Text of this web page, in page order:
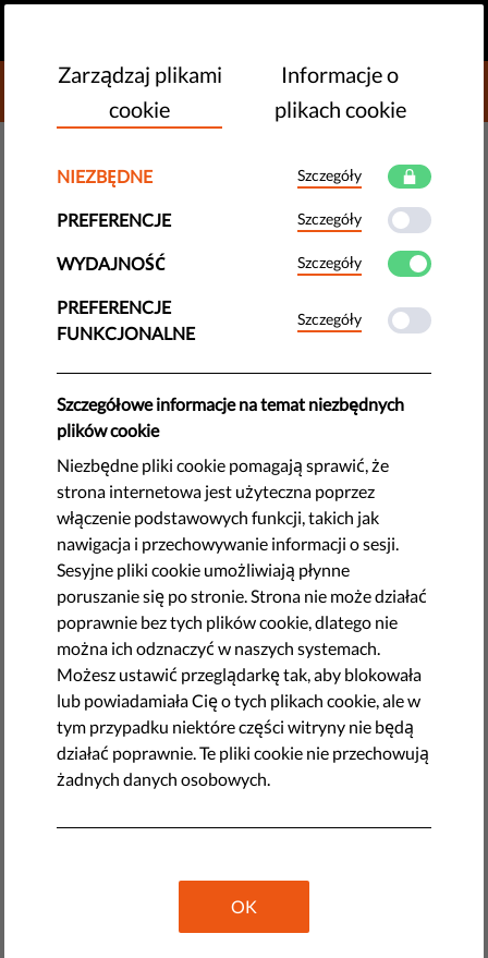
DONATE TO LIBERTIES
Kulturowa wojna o maseczki w
Europie
Dlaczego postulaty antymaseczkowców są tak zbieżne z
poglądami autorytarnych wyborców i przywódców?
by Israel Butler
października 19, 2020
Debata wokół noszenia maseczek w USA została
zdominowana przez motywy polityczno-ideologiczne.
Duża część zatwardziałych amerykańskich
“antymaseczkowców” to prawdopodobnie osoby o
autorytarnych poglądach. Politycy i media o
autorytarnych programach w Europie mogą pokusić się o
przekształcenie debaty wokół noszenia maseczek w wojnę
kulturową.
[Znaczna część tego artykułu opiera się na badaniach
opublikowanych przez autora w publikacji"Jak
pokrzyżować plany autorytarnych populistów: skąd
pochodzi ich wsparcie i jak odwrócić ich sukces".]
antymaseczkowców w USA, którzy odmawiali zasłaniania
nie przejmuje się kwestią wolności. Wydaje się, że wielu
zagorzałych antymaseczkowców sprzeciwia się
zakrywaniu twarzy, ponieważ pasuje to do ich
Zarządzaj plikami
cookie
Informacje o
plikach cookie
NIEZBĘDNE Szczegóły
PREFERENCJE Szczegóły
WYDAJNOŚĆ Szczegóły
PREFERENCJE
FUNKCJONALNE
Szczegóły
Szczegółowe informacje na temat niezbędnych
plików cookie
Niezbędne pliki cookie pomagają sprawić, że
strona internetowa jest użyteczna poprzez
włączenie podstawowych funkcji, takich jak
nawigacja i przechowywanie informacji o sesji.
Sesyjne pliki cookie umożliwiają płynne
poruszanie się po stronie. Strona nie może działać
poprawnie bez tych plików cookie, dlatego nie
można ich odznaczyć w naszych systemach.
Możesz ustawić przeglądarkę tak, aby blokowała
lub powiadamiała Cię o tych plikach cookie, ale w
tym przypadku niektóre części witryny nie będą
działać poprawnie. Te pliki cookie nie przechowują
żadnych danych osobowych.
OK